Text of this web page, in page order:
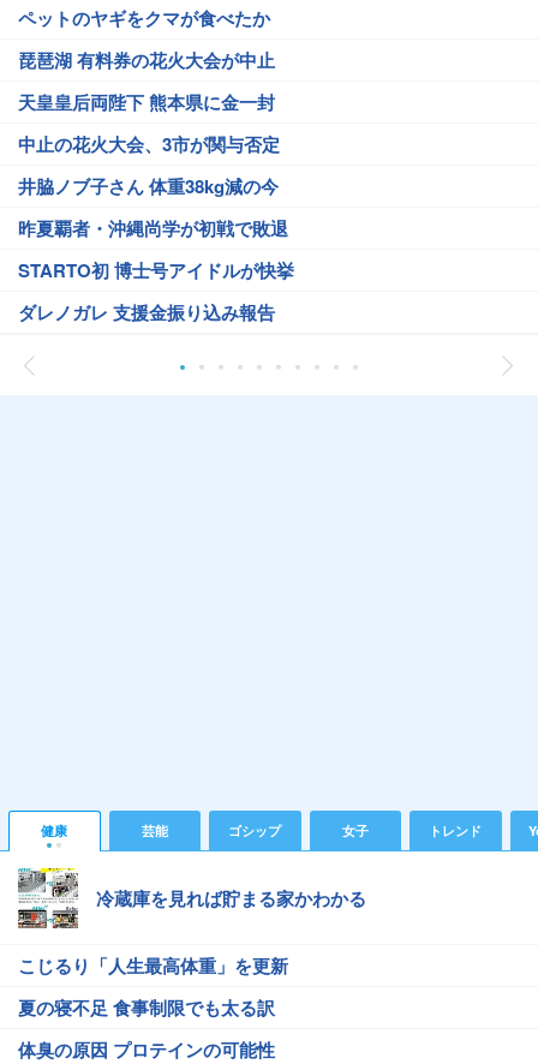
ペットのヤギをクマが食べたか
琵琶湖 有料券の花火大会が中止
天皇皇后両陛下 熊本県に金一封
中止の花火大会、3市が関与否定
井脇ノブ子さん 体重38kg減の今
昨夏覇者・沖縄尚学が初戦で敗退
STARTO初 博士号アイドルが快挙
ダレノガレ 支援金振り込み報告
健康 芸能 ゴシップ 女子 トレンド
冷蔵庫を見れば貯まる家かわかる
こじるり「人生最高体重」を更新
夏の寝不足 食事制限でも太る訳
体臭の原因 プロテインの可能性